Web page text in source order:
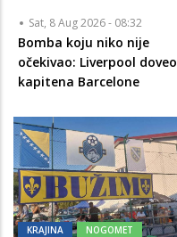
Sat, 8 Aug 2026 - 08:32
Bomba koju niko nije
očekivao: Liverpool doveo
kapitena Barcelone
KRAJINA NOGOMET